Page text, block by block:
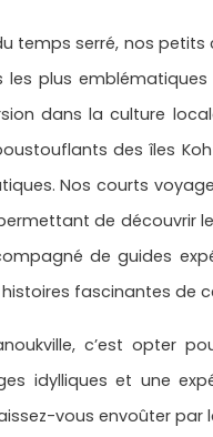
temps serré, nos petits
plus
dans la culture
des îles
Nos courts
de découvrir
de guides
fascinantes de
c’est opter
idylliques et une
vous envoûter par